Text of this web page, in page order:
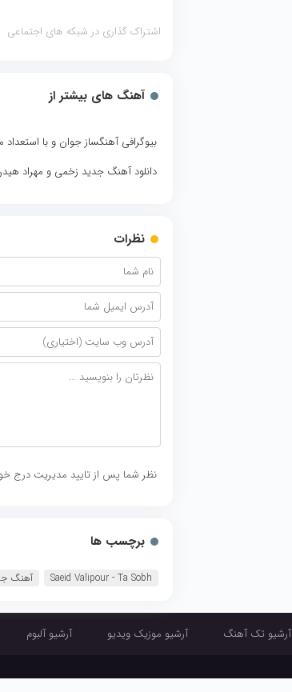
اشتراک گذاری در شبکه های اجتماعی
آهنگ های بیشتر از
بیوگرافی آهنگساز جوان و با
دانلود آهنگ جدید زخمی و مهراد
نظرات
نظر شما پس از تایید مدیریت درج
برچسب ها
Saeid Valipour - Ta Sobh آهنگ
آرشیو تک آهنگ آرشیو موزیک ویدیو آرشیو آلبوم